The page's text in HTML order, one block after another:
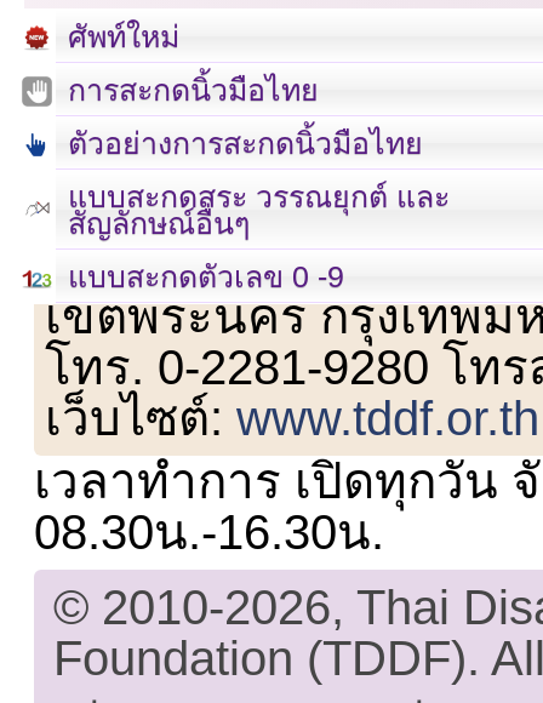
ศัพท์ใหม่
การสะกดนิ้วมือไทย
ตัวอย่างการสะกดนิ้วมือไทย
แบบสะกดสระ วรรณยุกต์ และ
สัญลักษณ์อื่นๆ
แบบสะกดตัวเลข 0 -9
เลขที่ 23 ชั้น 2 ถนนวิ
เขตพระนคร กรุงเทพม
โทร. 0-2281-9280 โท
เว็บไซต์:www.tddf.or.th
เวลาทำการ เปิดทุกวัน
08.30น.-16.30น.
© 2010-2026, Thai
Foundation (TDDF).